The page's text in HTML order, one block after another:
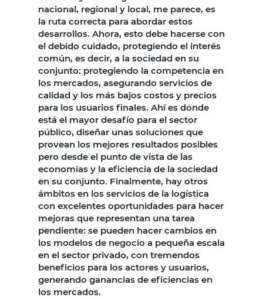
nacional, regional y local, me parece, es
la ruta correcta para abordar estos
desarrollos. Ahora, esto debe hacerse con
el debido cuidado, protegiendo el interés
común, es decir, a la sociedad en su
conjunto: protegiendo la competencia en
los mercados, asegurando servicios de
calidad y los más bajos costos y precios
para los usuarios finales. Ahí es donde
está el mayor desafío para el sector
público, diseñar unas soluciones que
provean los mejores resultados posibles
pero desde el punto de vista de las
economías y la eficiencia de la sociedad
en su conjunto. Finalmente, hay otros
ámbitos en los servicios de la logística
con excelentes oportunidades para hacer
mejoras que representan una tarea
pendiente: se pueden hacer cambios en
los modelos de negocio a pequeña escala
en el sector privado, con tremendos
beneficios para los actores y usuarios,
generando ganancias de eficiencias en
los mercados.